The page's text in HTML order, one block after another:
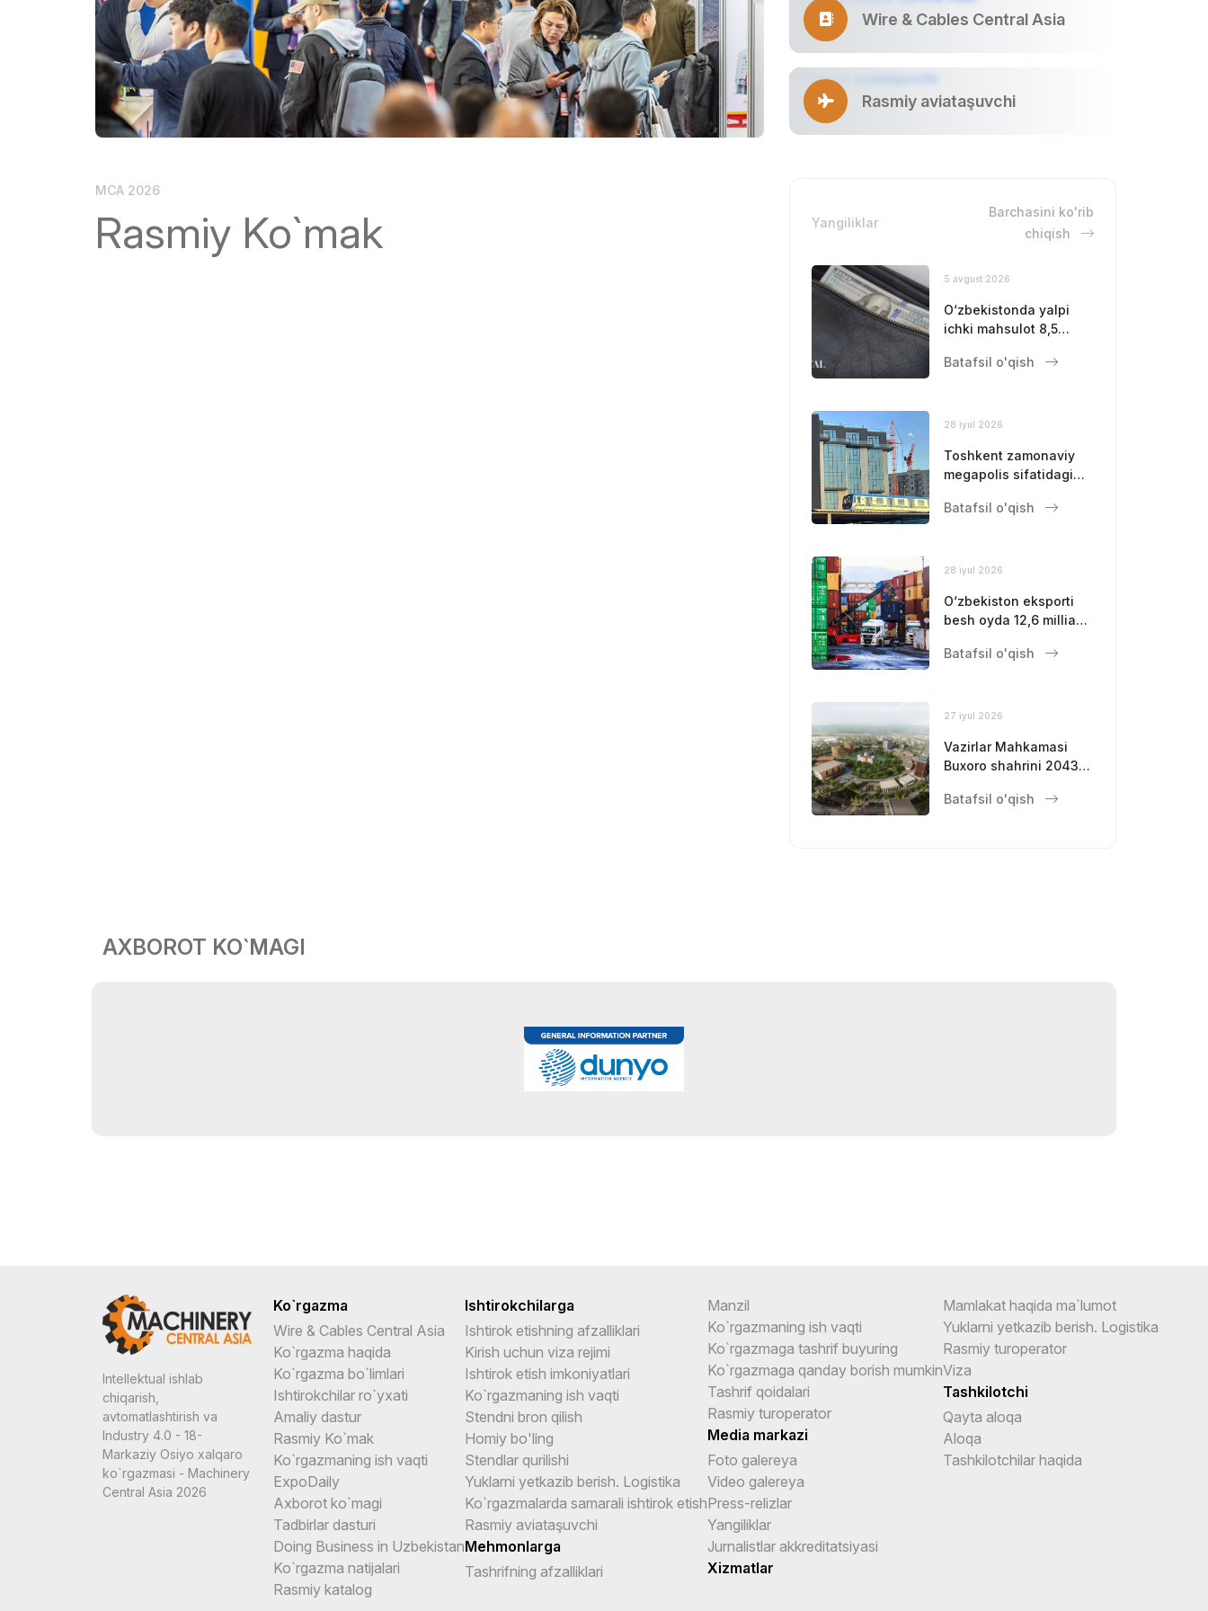
Doing Business in
Uzbekistan
Ko`rgazma natijalari
Rasmiy katalog
Rasmiy aviataşuvchi
MCA 2026
Rasmiy Ko`mak
Wire & Cables Central Asia
Rasmiy aviataşuvchi
Yangiliklar
Barchasini ko'rib
chiqish
5 avgust 2026
O‘zbekistonda yalpi
ichki mahsulot 8,5
Batafsil o'qish
28 iyul 2026
Toshkent zamonaviy
megapolis sifatidagi
mustahkamlamoqda
Batafsil o'qish
28 iyul 2026
O‘zbekiston eksporti
besh oyda 12,6 milliard
Batafsil o'qish
27 iyul 2026
Vazirlar Mahkamasi
Buxoro shahrini 2043-
rivojlantirishning bosh
Batafsil o'qish
AXBOROT KO`MAGI
Intellektual ishlab
chiqarish,
avtomatlashtirish va
Industry 4.0 - 18-
Markaziy Osiyo xalqaro
ko`rgazmasi - Machinery
Central Asia 2026
Ko`rgazma
Wire & Cables Central Asia
Ko`rgazma haqida
Ko`rgazma bo`limlari
Ishtirokchilar ro`yxati
Amaliy dastur
Rasmiy Ko`mak
Ko`rgazmaning ish vaqti
ExpoDaily
Axborot ko`magi
Tadbirlar dasturi
Doing Business in Uzbekistan
Ko`rgazma natijalari
Rasmiy katalog
Ishtirokchilarga
Ishtirok etishning afzalliklari
Kirish uchun viza rejimi
Ishtirok etish imkoniyatlari
Ko`rgazmaning ish vaqti
Stendni bron qilish
Homiy bo'ling
Stendlar qurilishi
Yuklarni yetkazib berish. Logistika
Ko`rgazmalarda samarali ishtirok etish
Rasmiy aviataşuvchi
Mehmonlarga
Tashrifning afzalliklari
Manzil
Ko`rgazmaning ish vaqti
Ko`rgazmaga tashrif buyuring
Ko`rgazmaga qanday borish mumkin
Tashrif qoidalari
Rasmiy turoperator
Media markazi
Foto galereya
Video galereya
Press-relizlar
Yangiliklar
Jurnalistlar akkreditatsiyasi
Xizmatlar
Mamlakat haqida ma`lumot
Yuklarni yetkazib berish. Logistika
Rasmiy turoperator
Viza
Tashkilotchi
Qayta aloqa
Aloqa
Tashkilotchilar haqida